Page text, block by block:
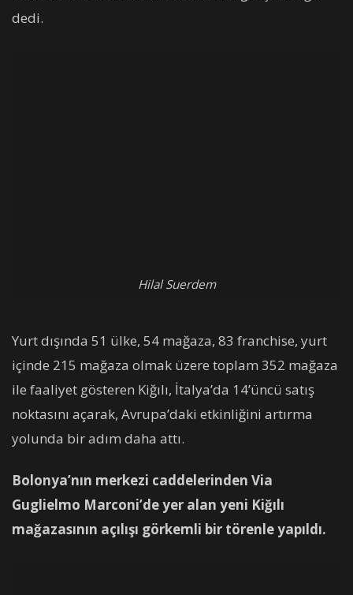
dedi.
Hilal Suerdem
Yurt dışında 51 ülke, 54 mağaza, 83 franchise, yurt
içinde 215 mağaza olmak üzere toplam 352 mağaza
ile faaliyet gösteren Kiğılı, İtalya’da 14’üncü satış
noktasını açarak, Avrupa’daki etkinliğini artırma
yolunda bir adım daha attı.
Bolonya’nın merkezi caddelerinden Via
Guglielmo Marconi’de yer alan yeni Kiğılı
mağazasının açılışı görkemli bir törenle yapıldı.